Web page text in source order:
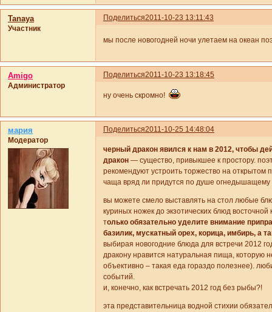
Поделиться2011-10-23 13:11:43
Tanaya
Участник
мы после новогодней ночи улетаем на океан
Поделиться2011-10-23 13:18:45
Amigo
Администратор
ну очень скромно!
Поделиться2011-10-25 14:48:04
мария
Модератор
черный дракон явился к нам в 2012, чтобы
дракон — существо, привыкшее к простору.
рекомендуют устроить торжество на открытом
чаща вряд ли придутся по душе огнедышащему
вы можете смело выставлять на стол любые
куриных ножек до экзотических блюд
только обязательно уделите внимание
базилик, мускатный орех, корица, имбирь, а
выбирая новогодние блюда для встречи 2012
дракону нравится натуральная пища, которую
объективно – такая еда гораздо полезнее).
событий.
и, конечно, как встречать 2012 год без рыбы?!
эта представительница водной стихии